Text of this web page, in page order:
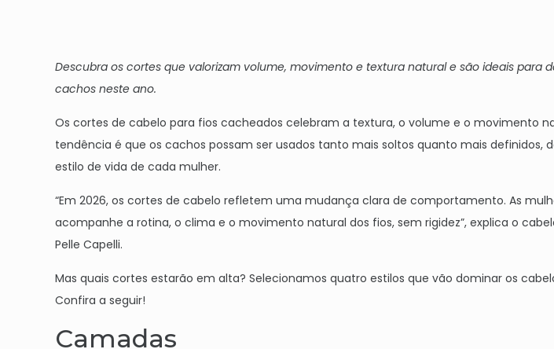
Descubra os cortes que valorizam volume, movimento e textura natural e são ideais para
cachos neste ano.
Os cortes de cabelo para fios cacheados celebram a textura, o volume e o movimento
tendência é que os cachos possam ser usados tanto mais soltos quanto mais definidos,
estilo de vida de cada mulher.
“Em 2026, os cortes de cabelo refletem uma mudança clara de comportamento. As
acompanhe a rotina, o clima e o movimento natural dos fios, sem rigidez”, explica o
Pelle Capelli.
Mas quais cortes estarão em alta? Selecionamos quatro estilos que vão dominar os
Confira a seguir!
Camadas